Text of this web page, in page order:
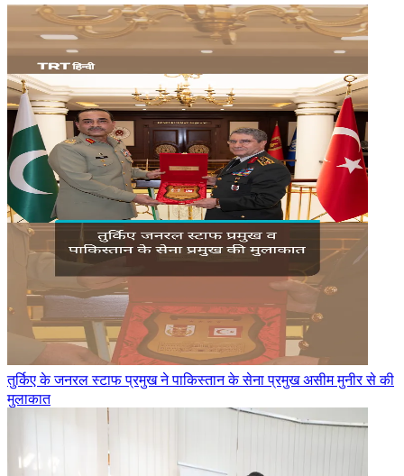
तुर्किए के जनरल स्टाफ प्रमुख ने पाकिस्तान के सेना प्रमुख असीम मुनीर से की
मुलाकात